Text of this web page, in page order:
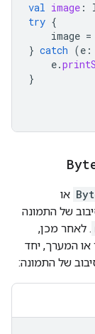
val image :
try {
image =
} catch (e :
e.
}
או
של התמונה
. לאחר מכן,
המערך, יחד
של התמונה: